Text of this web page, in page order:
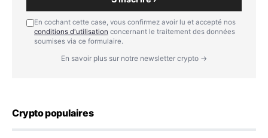
En cochant cette case, vous confirmez avoir lu et accepté nos
conditions d'utilisation concernant le traitement des données
soumises via ce formulaire.
En savoir plus sur notre newsletter crypto →
Crypto populaires